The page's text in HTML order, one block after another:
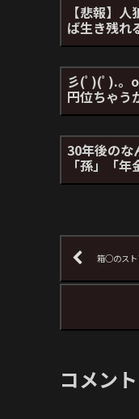
【悲報】
ば生き残れ
彡(ﾟ)(ﾟ).。
円位ちゃう
30年後のな
「孫」「年
箱○のスト
コメント